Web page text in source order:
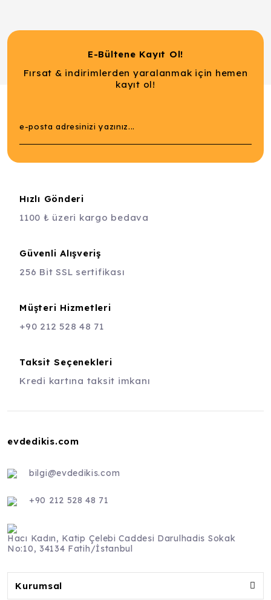
E-Bültene Kayıt Ol!
Fırsat & indirimlerden yaralanmak için hemen
kayıt ol!
Hızlı Gönderi
1100 ₺ üzeri kargo bedava
Güvenli Alışveriş
256 Bit SSL sertifikası
Müşteri Hizmetleri
+90 212 528 48 71
Taksit Seçenekleri
Kredi kartına taksit imkanı
evdedikis.com
bilgi@evdedikis.com
+90 212 528 48 71
Hacı Kadın, Katip Çelebi Caddesi Darulhadis Sokak
No:10, 34134 Fatih/İstanbul
Kurumsal